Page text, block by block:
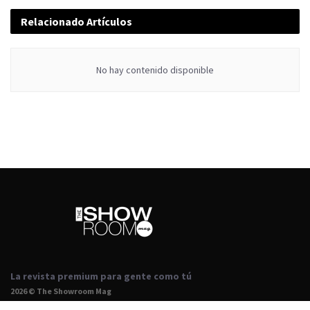
Relacionado Artículos
No hay contenido disponible
La revista premium para gente como tú
2026 © The Showroom Mag